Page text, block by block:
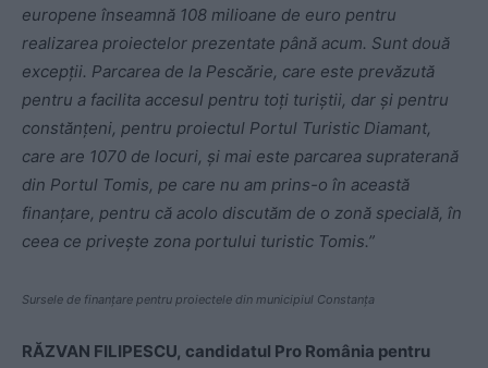
europene înseamnă 108 milioane de euro pentru
realizarea proiectelor prezentate până acum. Sunt două
excepții. Parcarea de la Pescărie, care este prevăzută
pentru a facilita accesul pentru toți turiștii, dar și pentru
constănțeni, pentru proiectul Portul Turistic Diamant,
care are 1070 de locuri, și mai este parcarea supraterană
din Portul Tomis, pe care nu am prins-o în această
finanțare, pentru că acolo discutăm de o zonă specială, în
ceea ce privește zona portului turistic Tomis.”
Sursele de finanțare pentru proiectele din municipiul Constanța
RĂZVAN FILIPESCU, candidatul Pro România pentru